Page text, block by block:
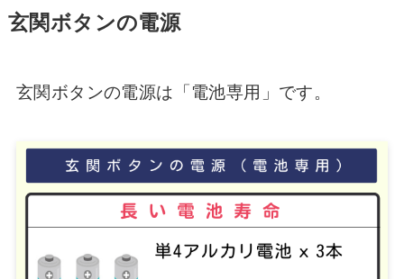
玄関ボタンの電源
玄関ボタンの電源は「電池専用」です。